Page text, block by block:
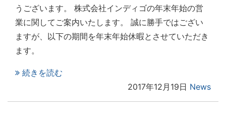
うございます。 株式会社インディゴの年末年始の営
業に関してご案内いたします。 誠に勝手ではござい
ますが、以下の期間を年末年始休暇とさせていただき
ます。
続きを読む
2017年12月19日 News